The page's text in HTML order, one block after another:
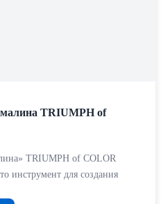
TRIUMPH of
TRIUMPH of COLOR
инструмент для создания